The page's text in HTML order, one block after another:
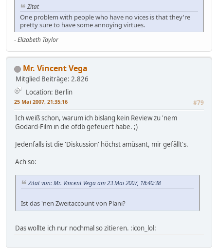
Zitat
One problem with people who have no vices is that they're
pretty sure to have some annoying virtues.
-Elizabeth Taylor
Mr. Vincent Vega
Mitglied Beiträge: 2.826
Location: Berlin
25 Mai 2007, 21:35:16 #79
Ich weiß schon, warum ich bislang kein Review zu 'nem
Godard-Film in die ofdb gefeuert habe. ;)
Jedenfalls ist die 'Diskussion' höchst amüsant, mir gefällt's.
Ach so:
Zitat von: Mr. Vincent Vega am 23 Mai 2007, 18:40:38
Ist das 'nen Zweitaccount von Plani?
Das wollte ich nur nochmal so zitieren. :icon_lol: